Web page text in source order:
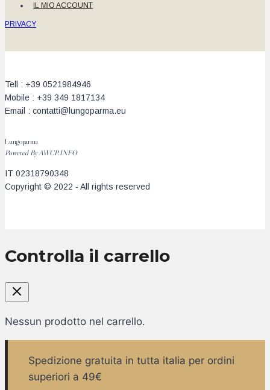
IL MIO ACCOUNT
PRIVACY
Tell : +39 0521984946
Mobile : +39 349 1817134
Email : contatti@lungoparma.eu
Lungoparma
Powered ByAWCP.INFO
IT 02318790348
Copyright © 2022 - All rights reserved
Controlla il carrello
Nessun prodotto nel carrello.
Spedizione gratuita in tutta italia per ordini
superiori a 49€